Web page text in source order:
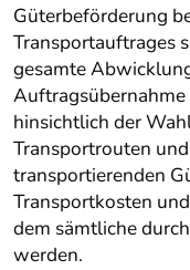
Güterbeförderung
Transportauftrages
gesamte
Auftragsübernahme
hinsichtlich der
Transportrouten
transportierenden
Transportkosten
dem sämtliche
werden.